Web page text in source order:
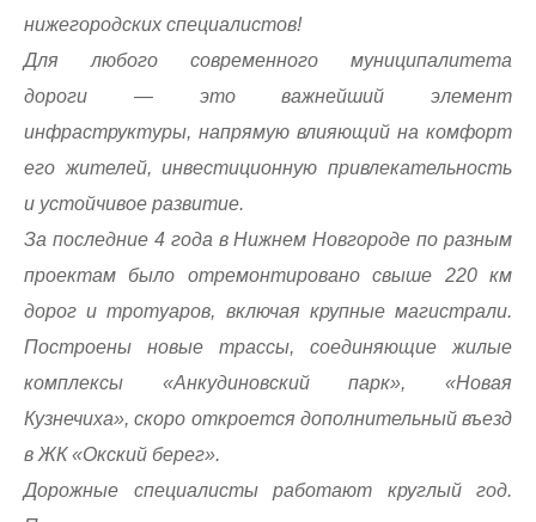
нижегородских специалистов!
Для любого современного муниципалитета
дороги — это важнейший элемент
инфраструктуры, напрямую влияющий на комфорт
его жителей, инвестиционную привлекательность
и устойчивое развитие.
За последние 4 года в Нижнем Новгороде по разным
проектам было отремонтировано свыше 220 км
дорог и тротуаров, включая крупные магистрали.
Построены новые трассы, соединяющие жилые
комплексы «Анкудиновский парк», «Новая
Кузнечиха», скоро откроется дополнительный въезд
в ЖК «Окский берег».
Дорожные специалисты работают круглый год.